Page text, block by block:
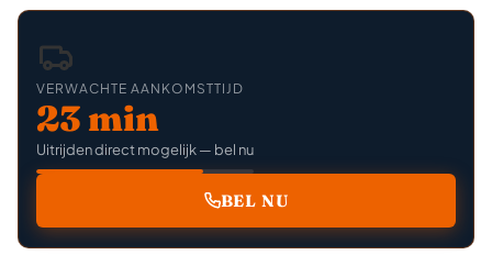
VERWACHTE AANKOMSTTIJD
23 min
Uitrijden direct mogelijk — bel nu
BEL NU